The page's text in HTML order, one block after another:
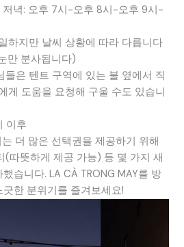
녁: 오후 7시-오후 8시-오후 9시-
하지만 날씨 상황에 따라 다릅니다
만 분사됩니다)
들은 텐트 구역에 있는 불 옆에서 직
게 도움을 요청해 구울 수도 있습니
이후
더 많은 선택권을 제공하기 위해
(따뜻하게 제공 가능) 등 몇 가지 새
습니다. LA CÀ TRONG MAY를 방
한 분위기를 즐겨보세요!